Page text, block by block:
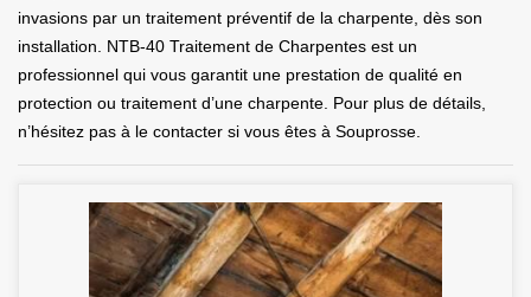
invasions par un traitement préventif de la charpente, dès son
installation. NTB-40 Traitement de Charpentes est un
professionnel qui vous garantit une prestation de qualité en
protection ou traitement d’une charpente. Pour plus de détails,
n’hésitez pas à le contacter si vous êtes à Souprosse.